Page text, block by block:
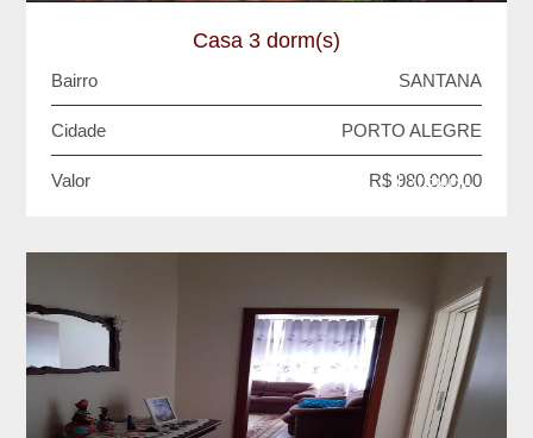
Casa 3 dorm(s)
Bairro SANTANA
Cidade PORTO ALEGRE
Valor R$ 980.000,00
VENDA